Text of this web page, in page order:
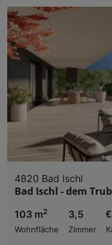
4820 Bad Ischl
Bad Ischl - dem
103 m2
Wohnfläche
3,5
Zimmer